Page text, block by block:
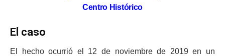
Centro Histórico
El caso
El hecho ocurrió el 12 de noviembre de 2019 en un